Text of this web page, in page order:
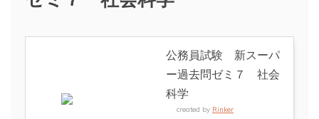
公務員試験 新スーパ
ー過去問ゼミ７ 社会
科学
created by Rinker